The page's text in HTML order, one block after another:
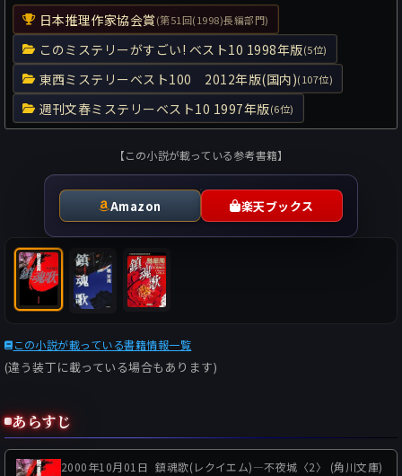
日本推理作家協会賞(第51回(1998)長編部門)
このミステリーがすごい! ベスト10 1998年版(5位)
東西ミステリーベスト100 2012年版(国内)(107位)
週刊文春ミステリーベスト10 1997年版(6位)
【この小説が載っている参考書籍】
Amazon 楽天ブックス
この小説が載っている書籍情報一覧
(違う装丁に載っている場合もあります)
あらすじ
2000年10月01日 鎮魂歌(レクイエム)―不夜城〈2〉 (角川文庫)